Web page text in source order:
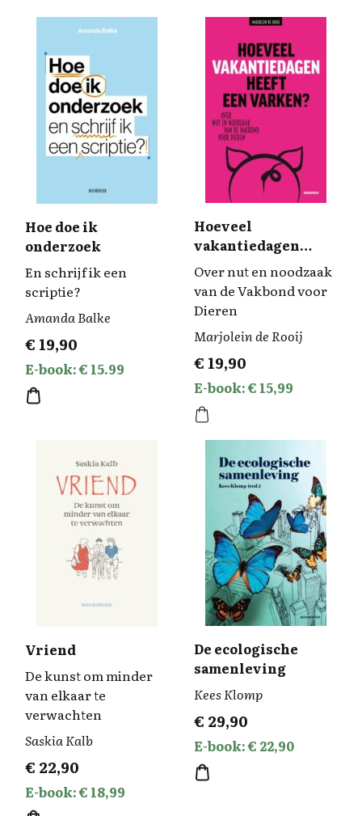
Hoe doe ik
onderzoek
En schrijf ik een
scriptie?
Amanda Balke
€ 19,90
E-book: € 15.99
Hoeveel
vakantiedagen
heeft een varken?
Over nut en noodzaak
van de Vakbond voor
Dieren
Marjolein de Rooij
€ 19,90
E-book: € 15,99
Vriend
De kunst om minder
van elkaar te
verwachten
Saskia Kalb
€ 22,90
E-book: € 18,99
De ecologische
samenleving
Kees Klomp
€ 29,90
E-book: € 22,90